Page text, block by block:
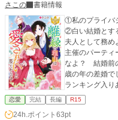
さこの
書籍情報
①私のプライバ
②白い結婚とす
夫人として務
主催のパーティー以外出
なよ？ 結婚前の契約でした
歳の年の差婚でした。 結婚式に憧れてい
ランキング入り
恋愛 完結 長編 R15
24h.ポイント 63pt